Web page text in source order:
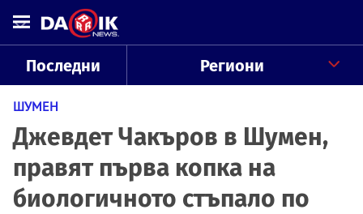
Последни Региони
ШУМЕН
Джевдет Чакъров в Шумен,
правят първа копка на
биологичното стъпало по